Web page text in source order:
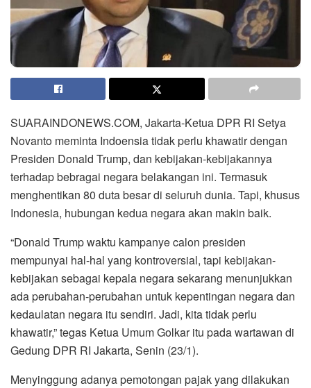
SUARAINDONEWS.COM, Jakarta-Ketua DPR RI Setya
Novanto meminta Indoensia tidak perlu khawatir dengan
Presiden Donald Trump, dan kebijakan-kebijakannya
terhadap bebragai negara belakangan ini. Termasuk
menghentikan 80 duta besar di seluruh dunia. Tapi, khusus
Indonesia, hubungan kedua negara akan makin baik.
“Donald Trump waktu kampanye calon presiden
mempunyai hal-hal yang kontroversial, tapi kebijakan-
kebijakan sebagai kepala negara sekarang menunjukkan
ada perubahan-perubahan untuk kepentingan negara dan
kedaulatan negara itu sendiri. Jadi, kita tidak perlu
khawatir,” tegas Ketua Umum Golkar itu pada wartawan di
Gedung DPR RI Jakarta, Senin (23/1).
Menyinggung adanya pemotongan pajak yang dilakukan